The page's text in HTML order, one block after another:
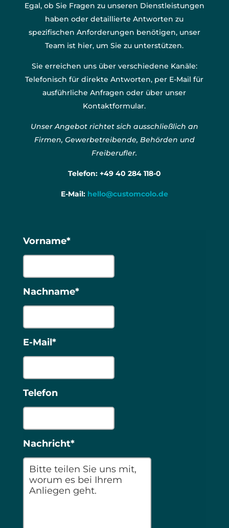
Egal, ob Sie Fragen zu unseren Dienstleistungen
haben oder detaillierte Antworten zu
spezifischen Anforderungen benötigen, unser
Team ist hier, um Sie zu unterstützen.
Sie erreichen uns über verschiedene Kanäle:
Telefonisch für direkte Antworten, per E-Mail für
ausführliche Anfragen oder über unser
Kontaktformular.
Unser Angebot richtet sich ausschließlich an
Firmen, Gewerbetreibende, Behörden und
Freiberufler.
Telefon: +49 40 284 118-0
E-Mail: hello@customcolo.de
Vorname*
Nachname*
E-Mail*
Telefon
Nachricht*